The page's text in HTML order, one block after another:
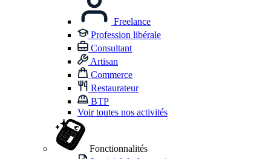
Freelance
Profession libérale
Consultant
Artisan
Commerce
Restaurateur
BTP
Voir toutes nos activités
Fonctionnalités